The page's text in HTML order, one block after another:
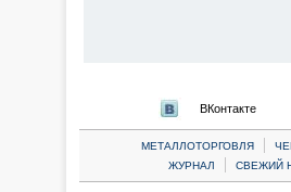
ВКонтакте
МЕТАЛЛОТОРГОВЛЯ |
ЖУРНАЛ
| СВЕЖИЙ